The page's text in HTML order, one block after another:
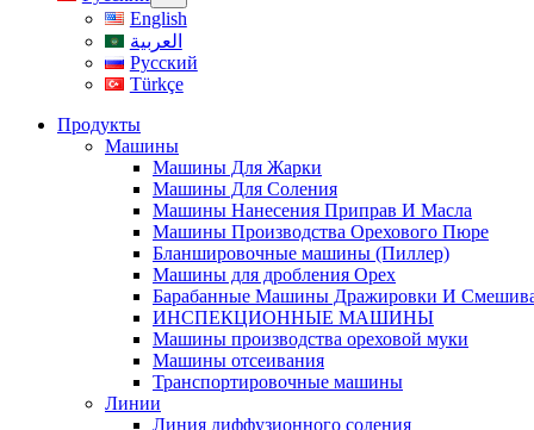
English
العربية
Русский
Türkçe
Продукты
Машины
Машины Для Жарки
Машины Для Соления
Машины Нанесения Приправ И Масла
Машины Производства Орехового Пюре
Бланшировочные машины (Пиллер)
Машины для дробления Oрех
Барабанные Машины Дражировки И
ИНСПЕКЦИОННЫЕ МАШИНЫ
Машины производства ореховой муки
Машины отсеивания
Транспортировочные машины
Линии
Линия диффузионного соления